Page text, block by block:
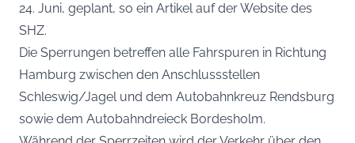
24. Juni, geplant, so ein Artikel auf der Website des
SHZ.
Die Sperrungen betreffen alle Fahrspuren in Richtung
Hamburg zwischen den Anschlussstellen
Schleswig/Jagel und dem Autobahnkreuz Rendsburg
sowie dem Autobahndreieck Bordesholm.